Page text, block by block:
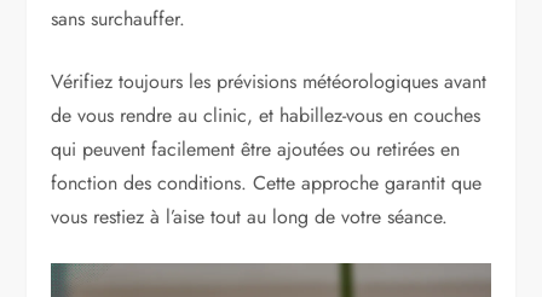
sans surchauffer.
Vérifiez toujours les prévisions météorologiques avant
de vous rendre au clinic, et habillez-vous en couches
qui peuvent facilement être ajoutées ou retirées en
fonction des conditions. Cette approche garantit que
vous restiez à l’aise tout au long de votre séance.